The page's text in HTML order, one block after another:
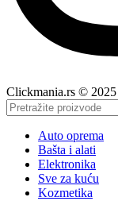
Clickmania.rs © 2025
Auto oprema
Bašta i alati
Elektronika
Sve za kuću
Kozmetika